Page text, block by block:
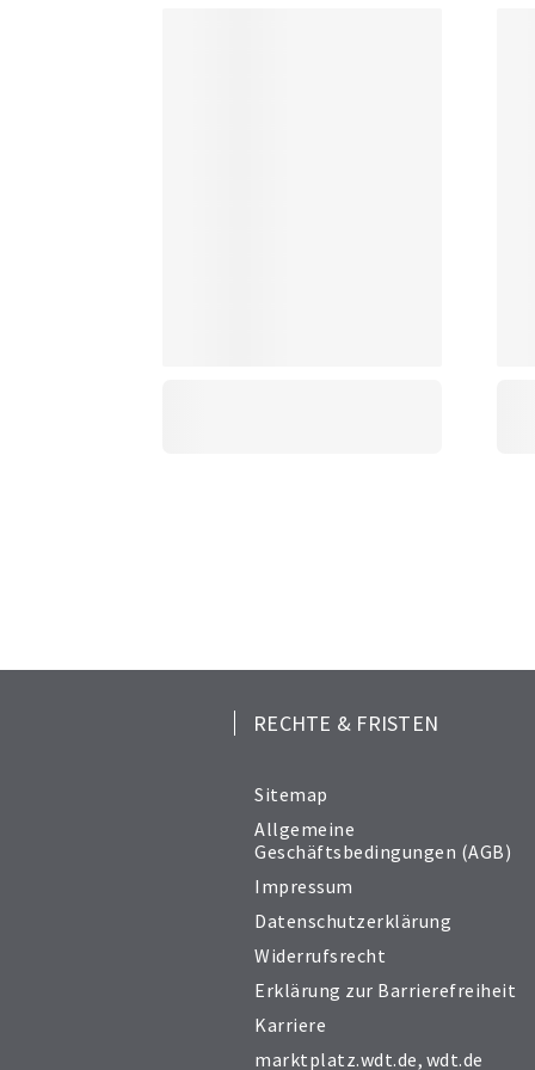
RECHTE & FRISTEN
Sitemap
Allgemeine
Geschäftsbedingungen (AGB)
Impressum
Datenschutzerklärung
Widerrufsrecht
Erklärung zur Barrierefreiheit
Karriere
marktplatz.wdt.de, wdt.de